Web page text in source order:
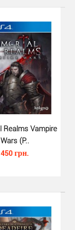
Realms Vampire
Wars (P..
450 грн.